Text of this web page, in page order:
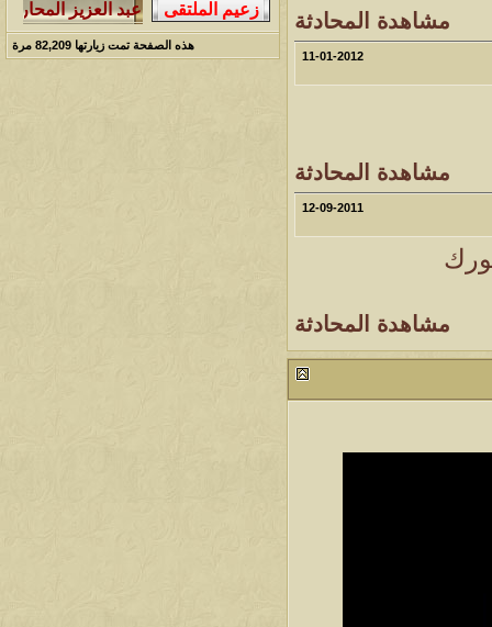
مشاهدة المحادثة
11-01-2012
مشاهدة المحادثة
12-09-2011
مشاهدة المحادثة
هذه الصفحة تمت زيارتها 82,209 مرة